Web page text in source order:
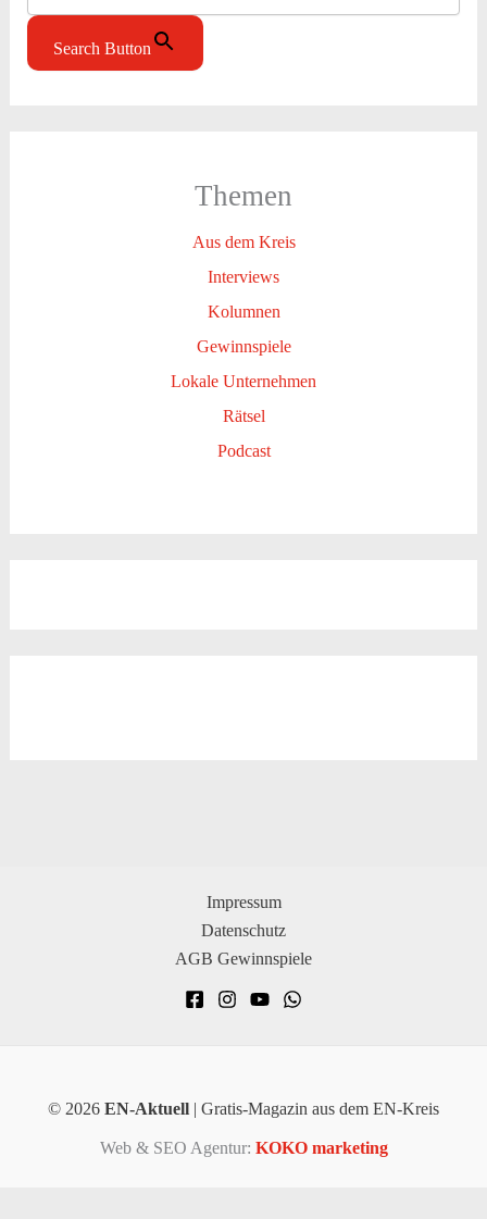
Search Button
Themen
Aus dem Kreis
Interviews
Kolumnen
Gewinnspiele
Lokale Unternehmen
Rätsel
Podcast
Impressum
Datenschutz
AGB Gewinnspiele
© 2026 EN-Aktuell | Gratis-Magazin aus dem EN-Kreis
Web & SEO Agentur: KOKO marketing